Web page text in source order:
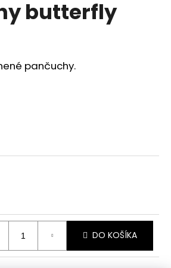
butterfly
pančuchy.
DO KOŠÍKA